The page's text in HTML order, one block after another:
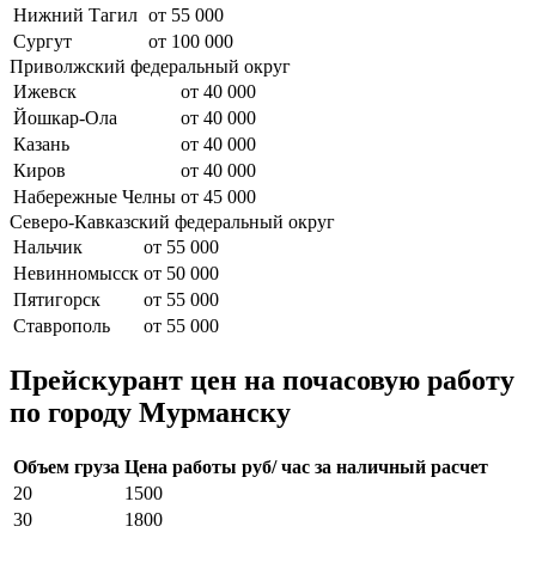
Нижний Тагил от 55 000
Сургут
от 100 000
Приволжский федеральный округ
Ижевск
от 40 000
Йошкар-Ола
от 40 000
Казань
от 40 000
Киров
от 40 000
Набережные Челны от 45 000
Северо-Кавказский федеральный округ
Нальчик
от 55 000
Невинномысск от 50 000
Пятигорск
от 55 000
Ставрополь
от 55 000
Прейскурант цен на почасовую работу
по городу Мурманску
Объем груза Цена работы руб/ час за наличный расчет
20
1500
30
1800